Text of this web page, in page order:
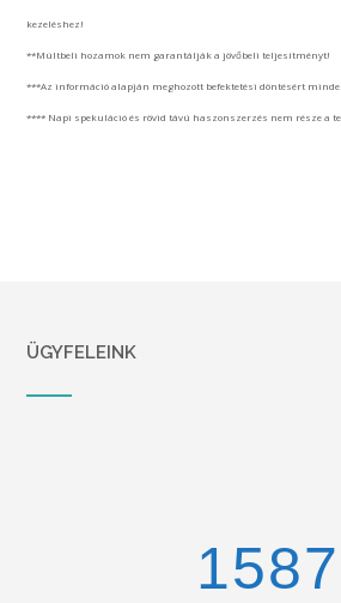
kezeléshez!
**Múltbeli hozamok nem garantálják a jövőbeli teljesítményt!
***Az információ alapján meghozott befektetési döntésért
**** Napi spekuláció és rövid távú haszonszerzés nem része a
ÜGYFELEINK
1670